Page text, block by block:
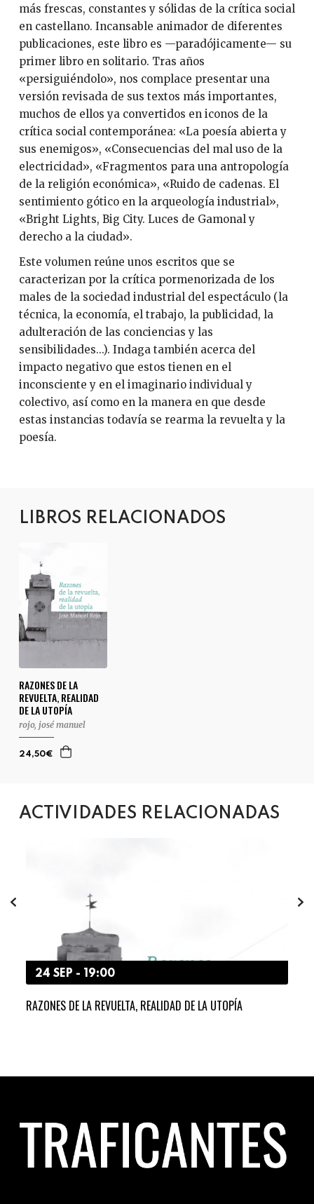
más frescas, constantes y sólidas de la crítica social
en castellano. Incansable animador de diferentes
publicaciones, este libro es —paradójicamente— su
primer libro en solitario. Tras años
«persiguiéndolo», nos complace presentar una
versión revisada de sus textos más importantes,
muchos de ellos ya convertidos en iconos de la
crítica social contemporánea: «La poesía abierta y
sus enemigos», «Consecuencias del mal uso de la
electricidad», «Fragmentos para una antropología
de la religión económica», «Ruido de cadenas. El
sentimiento gótico en la arqueología industrial»,
«Bright Lights, Big City. Luces de Gamonal y
derecho a la ciudad».
Este volumen reúne unos escritos que se
caracterizan por la crítica pormenorizada de los
males de la sociedad industrial del espectáculo (la
técnica, la economía, el trabajo, la publicidad, la
adulteración de las conciencias y las
sensibilidades...). Indaga también acerca del
impacto negativo que estos tienen en el
inconsciente y en el imaginario individual y
colectivo, así como en la manera en que desde
estas instancias todavía se rearma la revuelta y la
poesía.
LIBROS RELACIONADOS
RAZONES DE LA
REVUELTA, REALIDAD
DE LA UTOPÍA
rojo, josé manuel
24,50€
ACTIVIDADES RELACIONADAS
24 SEP - 19:00
RAZONES DE LA REVUELTA, REALIDAD DE LA UTOPÍA